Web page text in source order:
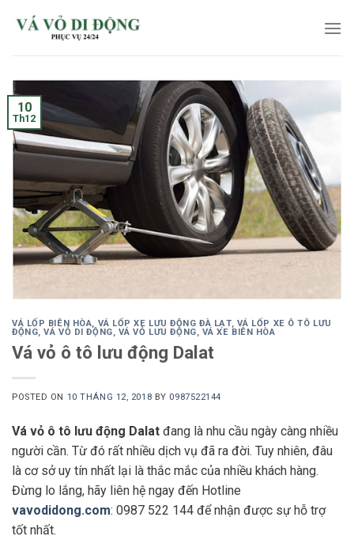
10
Th12
VÁ LỐP BIÊN HÒA, VÁ LỐP XE LƯU ĐỘNG ĐÀ LẠT, VÁ LỐP XE Ô TÔ LƯU
ĐỘNG,VÁ VỎ DI ĐỘNG, VÁ VỎ LƯU ĐỘNG, VÁ XE BIÊN HÒA
Vá vỏ ô tô lưu động Dalat
POSTED ON 10 THÁNG 12, 2018 BY 0987522144
Vá vỏ ô tô lưu động Dalat đang là nhu cầu ngày càng nhiều
người cần. Từ đó rất nhiều dịch vụ đã ra đời. Tuy nhiên, đâu
là cơ sở uy tín nhất lại là thắc mắc của nhiều khách hàng.
Đừng lo lắng, hãy liên hệ ngay đến Hotline
vavodidong.com: 0987 522 144 để nhận được sự hỗ trợ
tốt nhất.